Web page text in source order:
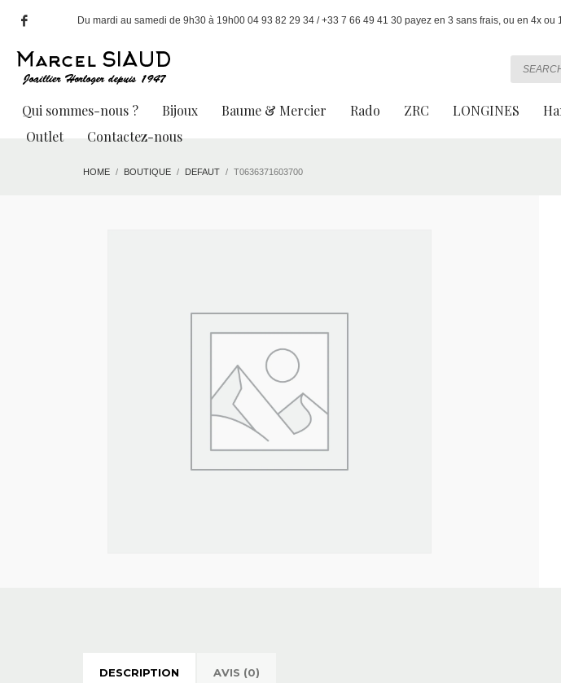
Du mardi au samedi de 9h30 à 19h00 04 93 82 29 34 / +33 7 66 49 41 30 payez en 3 sans frais, ou en 4x ou
Qui sommes-nous ? Bijoux Baume & Mercier Rado ZRC LONGINES
Outlet
Contactez-nous
HOME BOUTIQUE DEFAUT T0636371603700
DESCRIPTION AVIS (0)